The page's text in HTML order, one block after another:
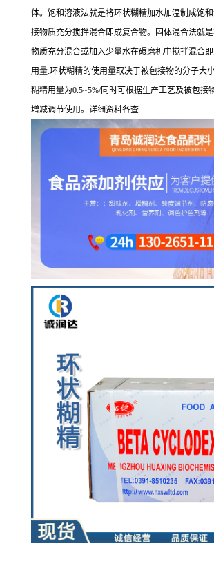
体。饱和溶液法就是将环状糊精加水加温制成饱
接物质充分搅拌混合即成复合物。固体混合法就
物质充分混合或加入少量水在碾磨机中搅拌混合即
用量:环状糊精的使用量取决于被包接物的分子大
糊精用量为0.5~5%/同时可根据生产工艺及被包接
增减调节使用。详细资料各查